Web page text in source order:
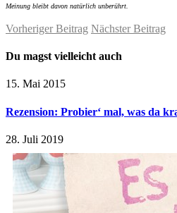
Meinung bleibt davon natürlich unberührt.
Vorheriger Beitrag Nächster Beitrag
Du magst vielleicht auch
15. Mai 2015
Rezension: Probier‘ mal, was da
28. Juli 2019